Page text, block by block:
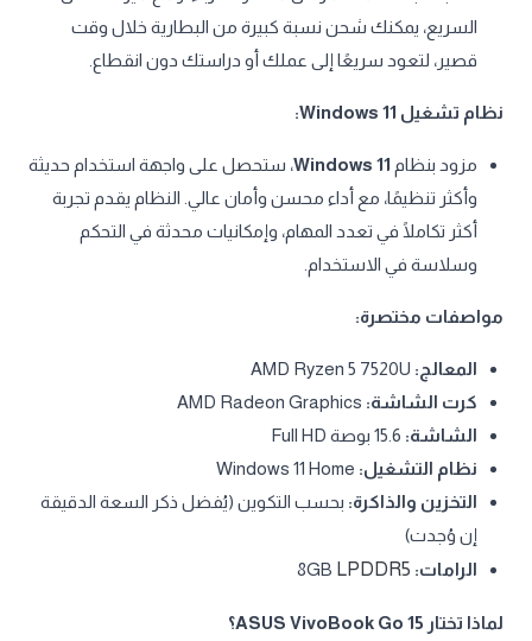
السريع، يمكنك شحن نسبة كبيرة من البطارية خلال وقت
قصير، لتعود سريعًا إلى عملك أو دراستك دون انقطاع.
نظام تشغيل Windows 11:
مزود بنظام Windows 11، ستحصل على واجهة استخدام حديثة
وأكثر تنظيمًا، مع أداء محسن وأمان عالي. النظام يقدم تجربة
أكثر تكاملًا في تعدد المهام، وإمكانيات محدثة في التحكم
وسلاسة في الاستخدام.
مواصفات مختصرة:
المعالج:
كرت الشاشة:
الشاشة:
نظام التشغيل:
التخزين والذاكرة: بحسب التكوين (يُفضل ذكر السعة الدقيقة
إن وُجدت)
الرامات:
8GB LPDDR5
لماذا تختار ASUS VivoBook Go 15؟